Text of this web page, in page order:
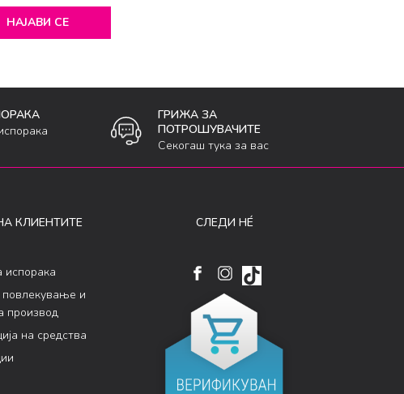
НАЈАВИ СЕ
ГРИЖА ЗА
ПОТРОШУВАЧИТЕ
Секогаш тука за вас
КЛИЕНТИТЕ
испорака
и
производ
на средства
СЛЕДИ НÉ